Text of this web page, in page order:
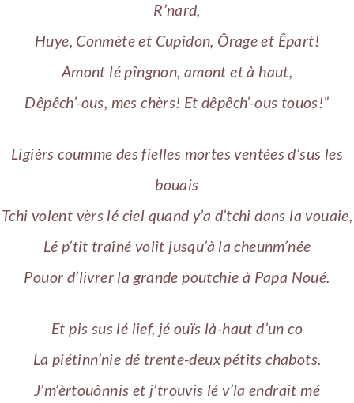
R’nard,
Huye, Conmète et Cupidon, Ôrage et Êpart!
Amont lé pîngnon, amont et à haut,
Dêpêch’-ous, mes chèrs! Et dêpêch’-ous touos!”
Ligièrs coumme des fielles mortes ventées d’sus les
bouais
Tchi volent vèrs lé ciel quand y’a d’tchi dans la vouaie,
Lé p’tit traîné volit jusqu’à la cheunm’née
Pouor d’livrer la grande poutchie à Papa Noué.
Et pis sus lé lief, jé ouïs là-haut d’un co
La piétinn’nie dé trente-deux pétits chabots.
J’m’èrtouônnis et j’trouvis lé v’la endrait mé